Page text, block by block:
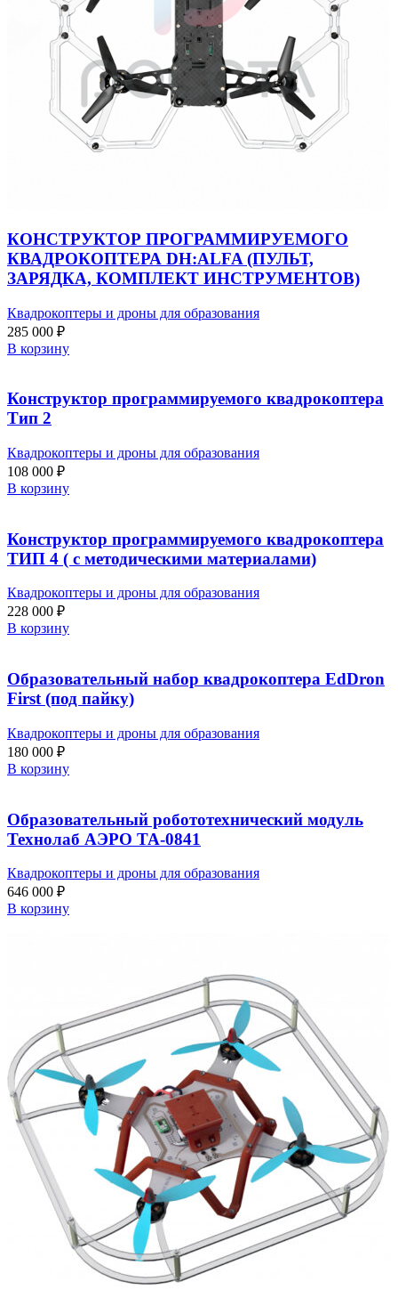
КОНСТРУКТОР ПРОГРАММИРУЕМОГО
КВАДРОКОПТЕРА DH:ALFA (ПУЛЬТ,
ЗАРЯДКА, КОМПЛЕКТ ИНСТРУМЕНТОВ)
Квадрокоптеры и дроны для образования
285 000 ₽
В корзину
Конструктор программируемого квадрокоптера
Тип 2
Квадрокоптеры и дроны для образования
108 000 ₽
В корзину
Конструктор программируемого квадрокоптера
ТИП 4 ( с методическими материалами)
Квадрокоптеры и дроны для образования
228 000 ₽
В корзину
Образовательный набор квадрокоптера EdDron
First (под пайку)
Квадрокоптеры и дроны для образования
180 000 ₽
В корзину
Образовательный робототехнический модуль
Технолаб АЭРО ТА-0841
Квадрокоптеры и дроны для образования
646 000 ₽
В корзину